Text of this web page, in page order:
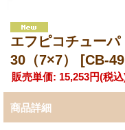
エフピコチュー
30（7×7） [CB-
販売単価: 15,253円(税
商品詳細